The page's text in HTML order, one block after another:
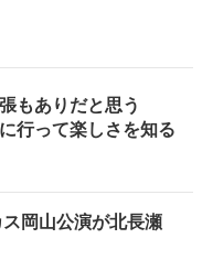
もありだと思う
行って楽しさを知る
岡山公演が北長瀬